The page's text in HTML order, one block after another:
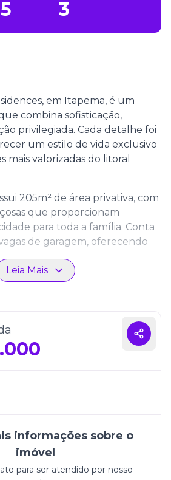
5 3
em Itapema, é um
combina sofisticação,
privilegiada. Cada detalhe foi
um estilo de vida exclusivo
mais valorizadas do litoral
205m² de área privativa, com
que proporcionam
para toda a família. Conta
de garagem, oferecendo
no dia a dia.
e acabamentos de alto
é vivenciar uma experiência
requinte.
Leia Mais
informações sobre o
imóvel
para ser atendido por nosso